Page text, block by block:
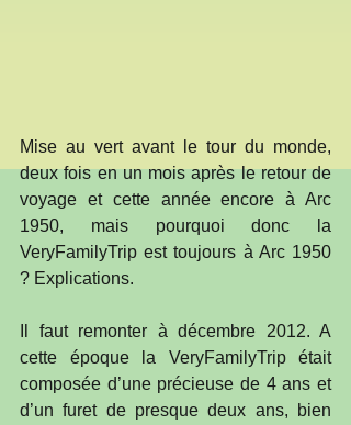
Mise au vert avant le tour du monde,
deux fois en un mois après le retour de
voyage et cette année encore à Arc
1950, mais pourquoi donc la
VeryFamilyTrip est toujours à Arc 1950
? Explications.
Il faut remonter à décembre 2012. A
cette époque la VeryFamilyTrip était
composée d’une précieuse de 4 ans et
d’un furet de presque deux ans, bien